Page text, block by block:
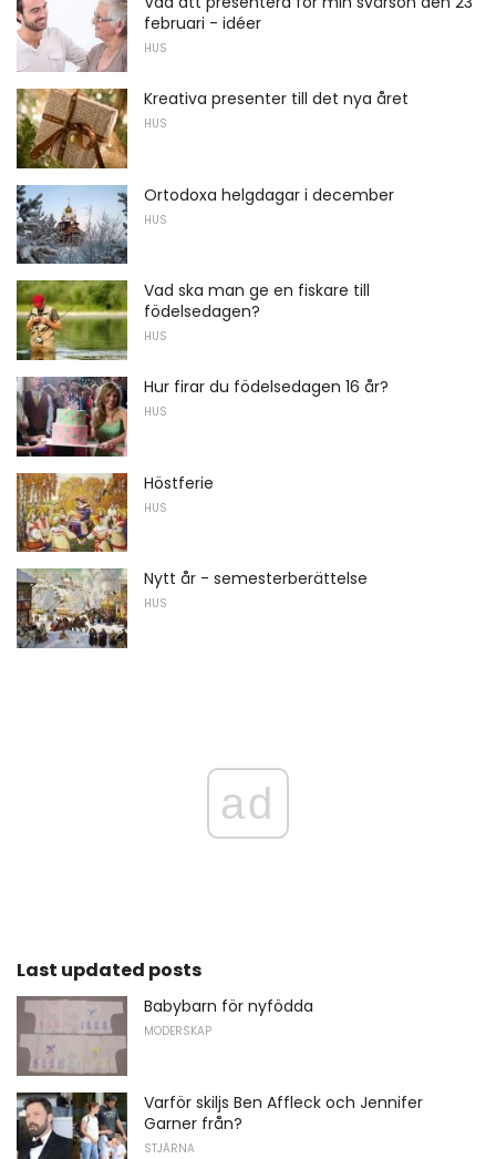
februari - idéer
HUS
Kreativa presenter till det nya året
HUS
Ortodoxa helgdagar i december
HUS
Vad ska man ge en fiskare till
födelsedagen?
HUS
Hur firar du födelsedagen 16 år?
HUS
Höstferie
HUS
Nytt år - semesterberättelse
HUS
ad
Last updated posts
Babybarn för nyfödda
MODERSKAP
Varför skiljs Ben Affleck och Jennifer
Garner från?
STJÄRNA